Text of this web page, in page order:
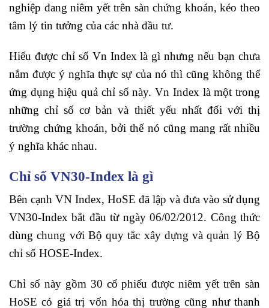
nghiệp đang niêm yết trên sàn chứng khoán, kéo theo
tâm lý tin tưởng của các nhà đầu tư.
Hiểu được chỉ số Vn Index là gì nhưng nếu bạn chưa
nắm được ý nghĩa thực sự của nó thì cũng không thể
ứng dụng hiệu quả chỉ số này. Vn Index là một trong
những chỉ số cơ bản và thiết yếu nhất đối với thị
trường chứng khoán, bởi thế nó cũng mang rất nhiều
ý nghĩa khác nhau.
Chỉ số VN30-Index là gì
Bên cạnh VN Index, HoSE đã lập và đưa vào sử dụng
VN30-Index bắt đầu từ ngày 06/02/2012. Công thức
dùng chung với Bộ quy tắc xây dựng và quản lý Bộ
chỉ số HOSE-Index.
Chỉ số này gồm 30 cổ phiếu được niêm yết trên sàn
HoSE có giá trị vốn hóa thị trường cũng như thanh